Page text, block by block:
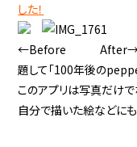
した！
←Before
題して「100年後の
このアプリは写真だけで
自分で描いた絵などに